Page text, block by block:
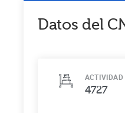
Datos del
4727